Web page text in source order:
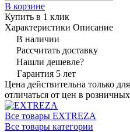
В корзине
Купить в 1 клик
Характеристики Описание
В наличии
Рассчитать доставку
Нашли дешевле?
Гарантия 5 лет
Цена действительна только
отличаться от цен в
Все товары EXTREZA
Все товары категории